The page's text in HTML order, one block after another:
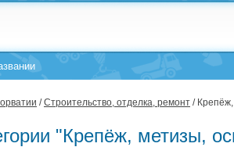
/Строительство, отделка, ремонт /
"Крепёж, метизы,